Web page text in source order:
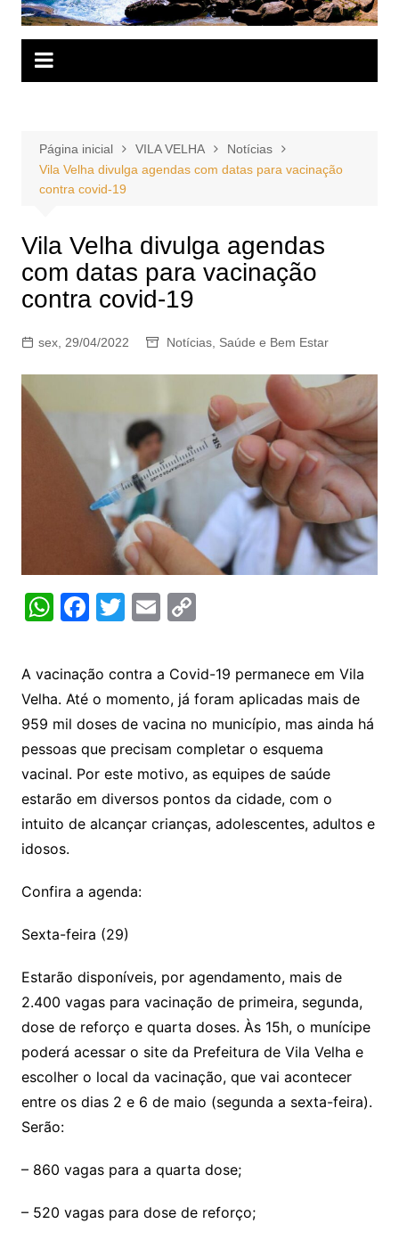
Página inicial VILA VELHA
Notícias
Vila Velha divulga agendas com datas para vacinação
contra covid-19
Vila Velha divulga agendas
com datas para vacinação
contra covid-19
sex, 29/04/2022 Notícias, Saúde e Bem Estar
W
at
s
A
p
p
F
c
e
b
o
o
k
T
itt
er
E
ai
l
C
p
y
Li
n
k
A vacinação contra a Covid-19 permanece em Vila
Velha. Até o momento, já foram aplicadas mais de
959 mil doses de vacina no município, mas ainda há
pessoas que precisam completar o esquema
vacinal. Por este motivo, as equipes de saúde
estarão em diversos pontos da cidade, com o
intuito de alcançar crianças, adolescentes, adultos e
idosos.
Confira a agenda:
Sexta-feira (29)
Estarão disponíveis, por agendamento, mais de
2.400 vagas para vacinação de primeira, segunda,
dose de reforço e quarta doses. Às 15h, o munícipe
poderá acessar o site da Prefeitura de Vila Velha e
escolher o local da vacinação, que vai acontecer
entre os dias 2 e 6 de maio (segunda a sexta-feira).
Serão:
– 860 vagas para a quarta dose;
– 520 vagas para dose de reforço;